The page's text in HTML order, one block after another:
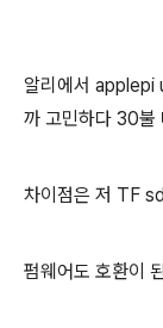
알리에서
까 고민하다 30불
차이점은 저 TF
펌웨어도 호환이